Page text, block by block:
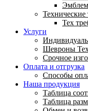
Технические
Тех
Услуги
Шевроны
Срочное
Оплата и отгрузка
Способы
Наша продукция
Таблица
Таблица